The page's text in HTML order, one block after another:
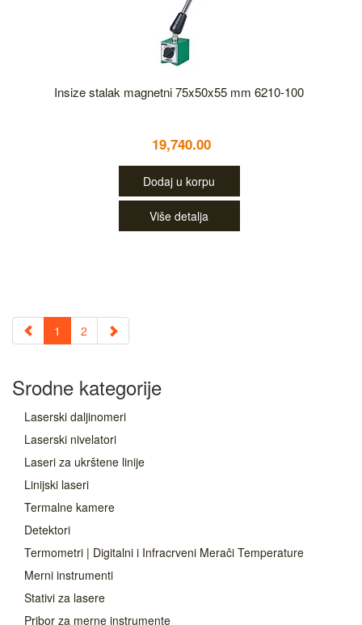
Insize stalak magnetni 75x50x55 mm 6210-100
19,740.00
Dodaj u korpu
Više detalja
1 2
Srodne kategorije
Laserski daljinomeri
Laserski nivelatori
Laseri za ukrštene linije
Linijski laseri
Termalne kamere
Detektori
Termometri | Digitalni i Infracrveni Merači Temperature
Merni instrumenti
Stativi za lasere
Pribor za merne instrumente